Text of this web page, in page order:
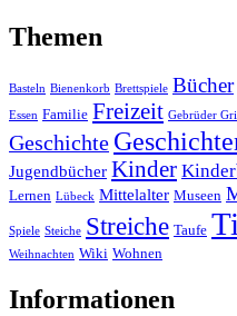
Themen
Basteln Bienenkorb Brettspiele Bücher
Essen Familie Freizeit Gebrüder
Geschichte
Jugendbücher Kinder
Lernen Lübeck Mittelalter Museen
Spiele Steiche Streiche Taufe
Weihnachten Wiki Wohnen
Informationen